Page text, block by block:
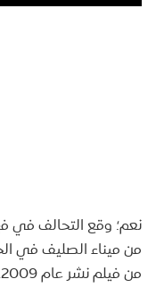
نعم؛ وقع التحالف في
من ميناء الصليف في
من فيلم نشر عام 2009.